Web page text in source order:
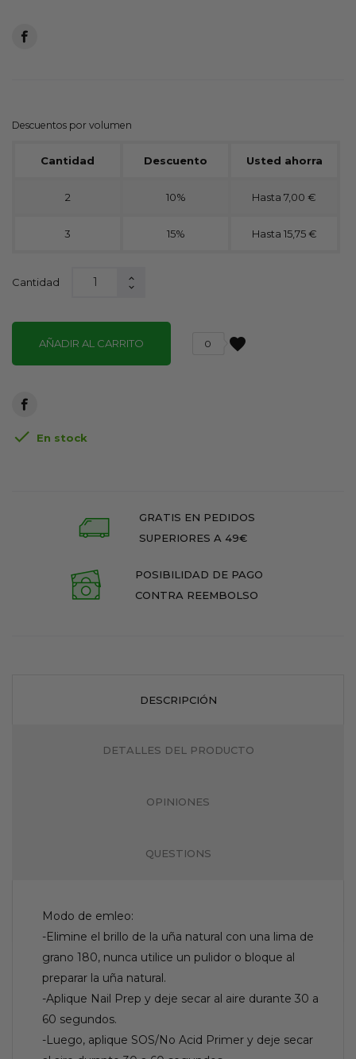
Descuentos por volumen
Cantidad Descuento Usted ahorra
2 10% Hasta 7,00 €
3 15% Hasta 15,75 €
Cantidad
AÑADIR AL CARRITO favorite
0
 En stock
GRATIS EN PEDIDOS
SUPERIORES A 49€
POSIBILIDAD DE PAGO
CONTRA REEMBOLSO
DESCRIPCIÓN
DETALLES DEL PRODUCTO
OPINIONES
QUESTIONS
Modo de emleo:
-Elimine el brillo de la uña natural con una lima de
grano 180, nunca utilice un pulidor o bloque al
preparar la uña natural.
-Aplique Nail Prep y deje secar al aire durante 30 a
60 segundos.
-Luego, aplique SOS/No Acid Primer y deje secar